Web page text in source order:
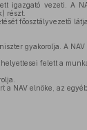
igazgató vezeti. A
részt.
főosztályvezető
gyakorolja. A
felett a
NAV elnöke, az